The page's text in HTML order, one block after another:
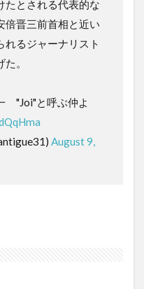
たとされる代表的な
倍晋三前首相と近い
れるジャーナリスト
。
"Joi"と呼ぶ仲よ
August 9,